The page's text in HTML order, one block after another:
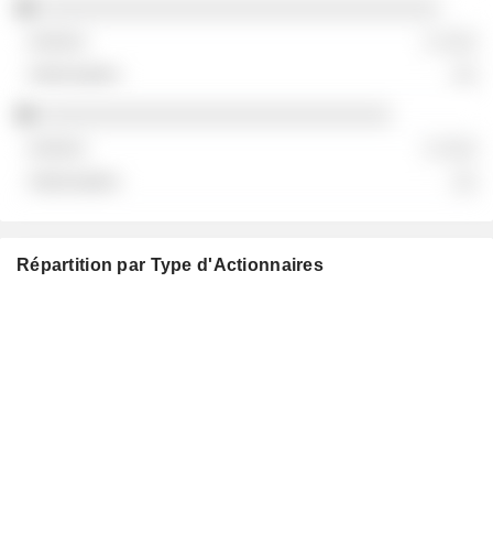
Répartition par Type d'Actionnaires